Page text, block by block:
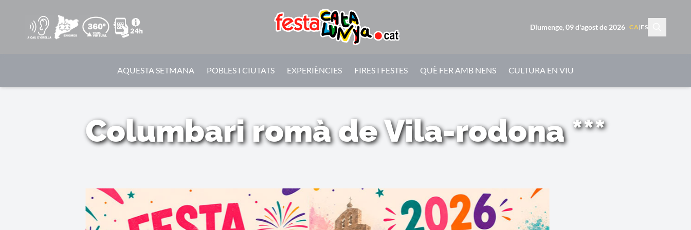
Diumenge, 09 d'agost de 2026 CA| ES
AQUESTA SETMANA POBLES I CIUTATS EXPERIÈNCIES FIRES I FESTES QUÈ FER AMB NENS CULTURA EN VIU
Columbari romà de Vila-rodona ***